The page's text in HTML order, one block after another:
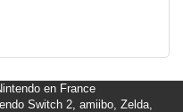
en France
Switch 2, amiibo, Zelda,